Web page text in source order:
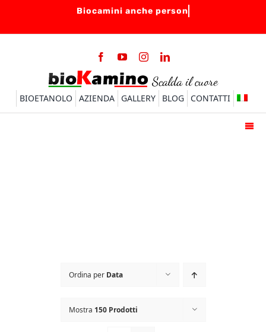
contenuto
BIOETANOLO AZIENDA GALLERY BLOG CONTATTI
Ordina per Data
Mostra 150 Prodotti